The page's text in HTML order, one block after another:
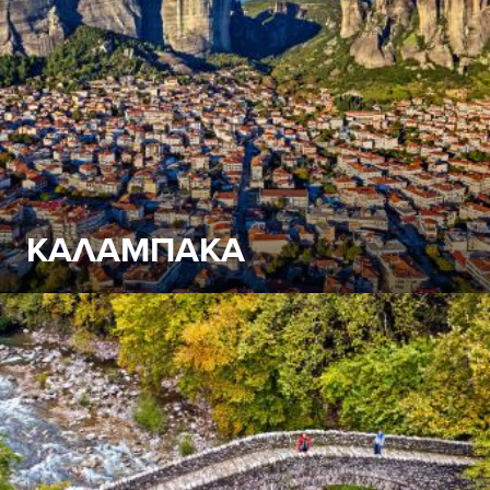
πρώτα του βήματα, κατηφορίζοντας τις ανατολικές
πλαγιές της Πίνδου, διασχίζοντας υπέροχα μεικτά δάση
αειθαλών και φυλλοβόλων δέντρων.
ΚΑΛΑΜΠΑΚΑ
Στη σκιά των βράχων, κυριολεκτικά και μεταφορικά, μια
ζωντανή κωμόπολη, η Καλαμπάκα, και ένα γραφικό
χωριό, το Καστράκι, έχουν συνδέσει άρρηκτα τη μοίρα
τους με τον ιερό τόπο.
Δείτε ΠερισσότεραΚΑΛΑΜΠΑΚΑ - ΚΑΣΤΡΑΚΙ - Κοσμικοί φρουροί των